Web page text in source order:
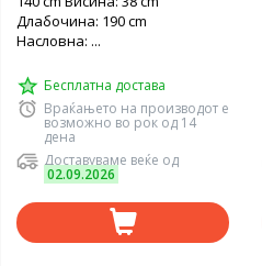
Длабочина: 190 cm
Насловна: ...
Бесплатна достава
Враќањето на производот е
возможно во рок од 14
дена
Доставуваме веќе од
02.09.2026